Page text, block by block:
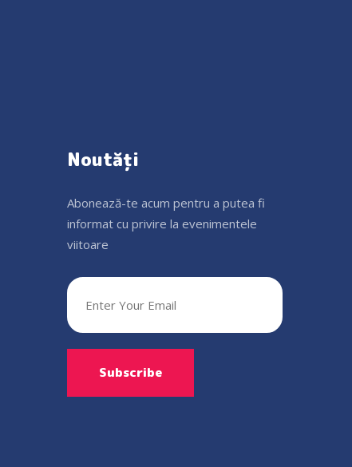
Noutăți
Abonează-te acum pentru a putea fi
informat cu privire la evenimentele
viitoare